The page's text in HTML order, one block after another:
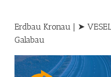
Erdbau Kronau | ➤
Galabau